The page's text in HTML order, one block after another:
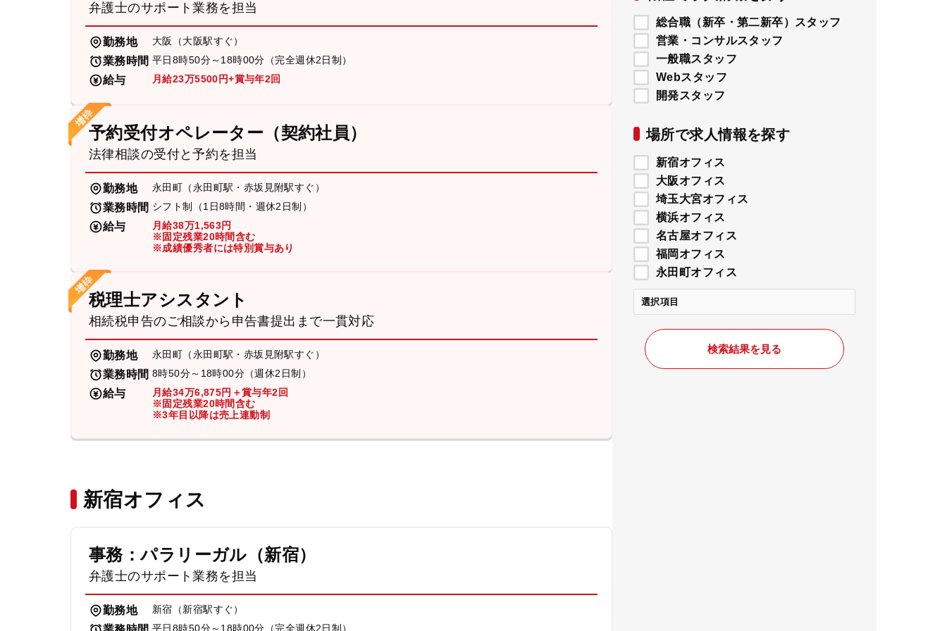
総合職（新卒・第二新卒）スタッフ
営業・コンサルスタッフ
一般職スタッフ
Webスタッフ
開発スタッフ
場所で求人情報を探す
新宿オフィス
大阪オフィス
埼玉大宮オフィス
横浜オフィス
名古屋オフィス
福岡オフィス
永田町オフィス
選択項目
検索結果を見る
弁護士のサポート業務を担当
勤務地 大阪（大阪駅すぐ）
業務時間 平日8時50分～18時00分（完全週休2日制）
給与 月給23万5500円+賞与年2回
予約受付オペレーター（契約社員）
法律相談の受付と予約を担当
勤務地 永田町（永田町駅・赤坂見附駅すぐ）
業務時間 シフト制（1日8時間・週休2日制）
給与
月給38万1,563円
※固定残業20時間含む
※成績優秀者には特別賞与あり
税理士アシスタント
相続税申告のご相談から申告書提出まで一貫対応
勤務地 永田町（永田町駅・赤坂見附駅すぐ）
業務時間 8時50分～18時00分（週休2日制）
給与
月給34万6,875円＋賞与年2回
※固定残業20時間含む
※3年目以降は売上連動制
新宿オフィス
事務：パラリーガル（新宿）
弁護士のサポート業務を担当
勤務地 新宿（新宿駅すぐ）
平日8時50分～18時00分（完全週休2日制）